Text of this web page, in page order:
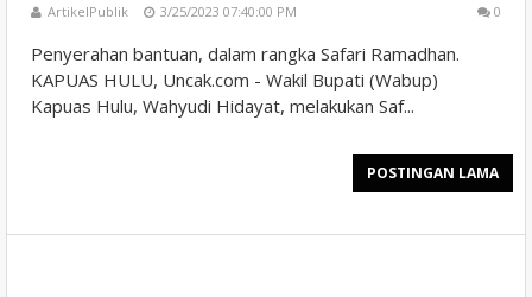
ArtikelPublik 3/25/2023 07:40:00 PM 0
Penyerahan bantuan, dalam rangka Safari Ramadhan.
KAPUAS HULU, Uncak.com - Wakil Bupati (Wabup)
Kapuas Hulu, Wahyudi Hidayat, melakukan Saf...
POSTINGAN LAMA